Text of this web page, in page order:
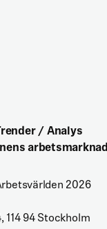
/ Analys
arbetsmarknad
2026
114 94 Stockholm